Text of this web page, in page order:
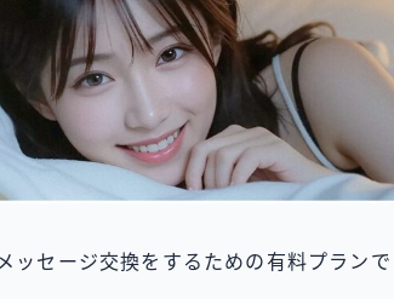
ッセージ交換をするための有料プランで